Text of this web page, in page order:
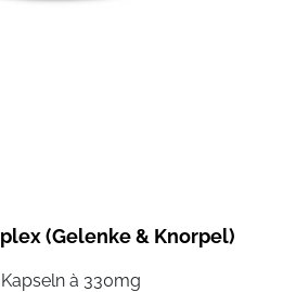
(Gelenke & Knorpel)
à 330mg